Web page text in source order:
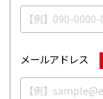
メールアドレス